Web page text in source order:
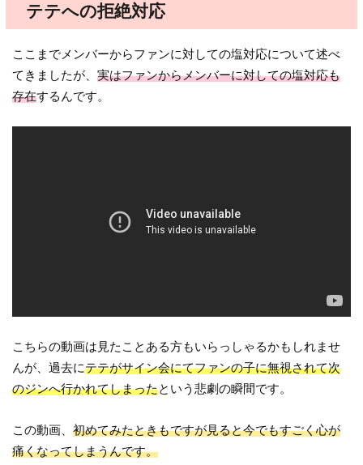
テテへの拒絶対応
ここまでメンバーからファンに対しての塩対応について述べ
てきましたが、実はファンからメンバーに対しての塩対応も
存在するんです。
こちらの動画は見たことある方もいらっしゃるかもしれませ
んが、過去にテテがサイン会にてファンの子に無視されて次
のジンへ行かれてしまったという悲劇の瞬間です。
この動画、初めてみたときもですが見ると今でもすごく心が
痛くなってしまうんです。